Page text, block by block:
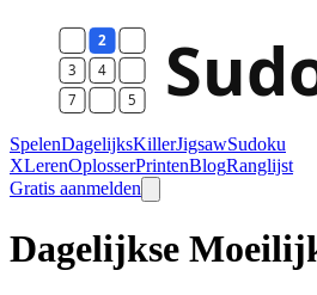
SpelenDagelijksKillerJigsawSudoku
XLerenOplosserPrintenBlogRanglijst
Gratis aanmelden
Dagelijkse